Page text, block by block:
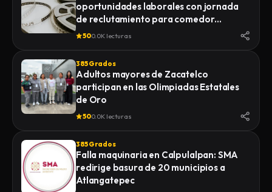
oportunidades laborales con jornada
de reclutamiento para comedor
industrial
500.0K lecturas
385 Grados
Adultos mayores de Zacatelco
participan en las Olimpiadas Estatales
de Oro
500.0K lecturas
385 Grados
Falla maquinaria en Calpulalpan: SMA
redirige basura de 20 municipios a
Atlangatepec